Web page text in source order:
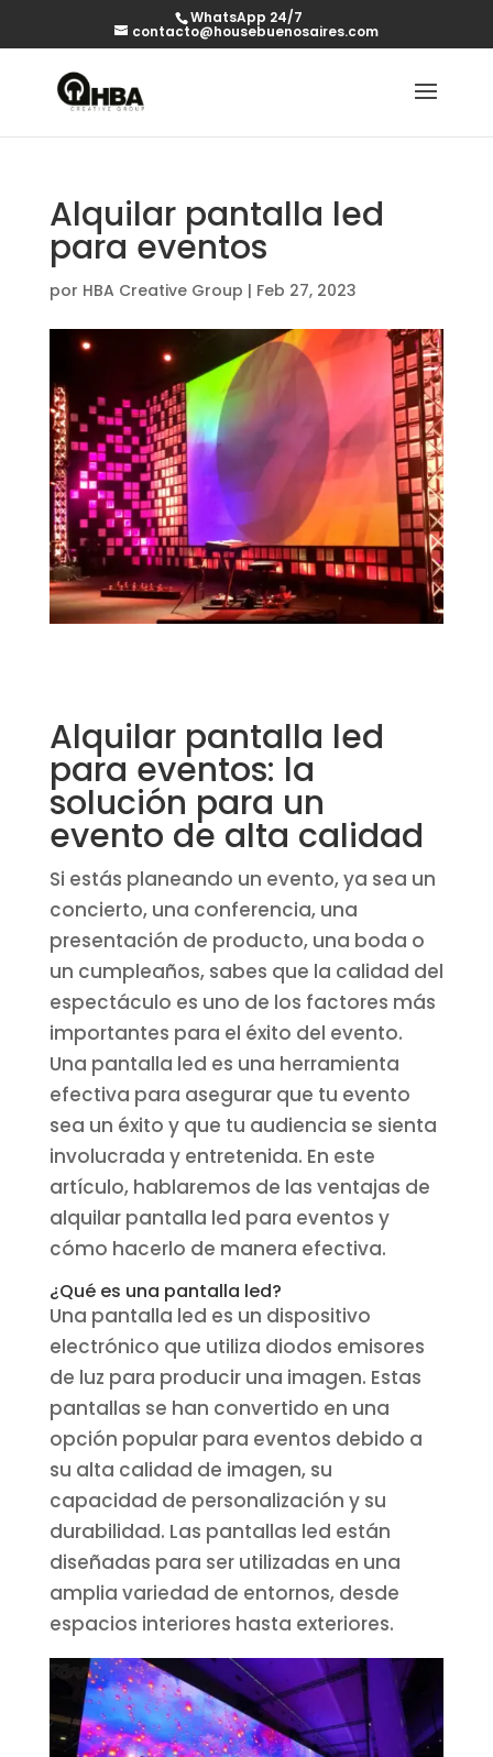
WhatsApp 24/7
contacto@housebuenosaires.com
Alquilar pantalla led
para eventos
por HBA Creative Group | Feb 27, 2023
Alquilar pantalla led
para eventos: la
solución para un
evento de alta calidad
Si estás planeando un evento, ya sea un
concierto, una conferencia, una
presentación de producto, una boda o
un cumpleaños, sabes que la calidad del
espectáculo es uno de los factores más
importantes para el éxito del evento.
Una pantalla led es una herramienta
efectiva para asegurar que tu evento
sea un éxito y que tu audiencia se sienta
involucrada y entretenida. En este
artículo, hablaremos de las ventajas de
alquilar pantalla led para eventos y
cómo hacerlo de manera efectiva.
¿Qué es una pantalla led?
Una pantalla led es un dispositivo
electrónico que utiliza diodos emisores
de luz para producir una imagen. Estas
pantallas se han convertido en una
opción popular para eventos debido a
su alta calidad de imagen, su
capacidad de personalización y su
durabilidad. Las pantallas led están
diseñadas para ser utilizadas en una
amplia variedad de entornos, desde
espacios interiores hasta exteriores.